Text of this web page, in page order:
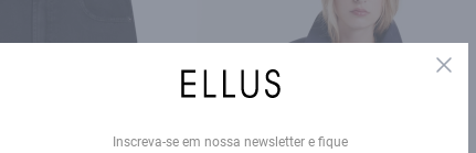
Close
Inscreva-se em nossa newsletter e fique